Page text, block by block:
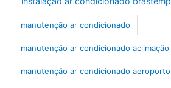
manutenção ar condicionado
manutenção ar condicionado aclimação
manutenção ar condicionado aeroporto